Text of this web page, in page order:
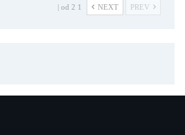
NEXT
1 od 2 |